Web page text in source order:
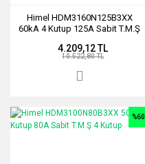
Himel HDM3160N125B3XX
60kA 4 Kutup 125A Sabit T.M.Ş
4.209,12 TL
10.522,80 TL
%60